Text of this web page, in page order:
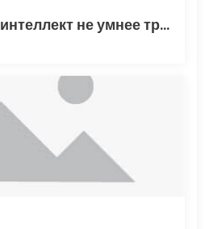
Искусственный интеллект не умнее трехлетнего ребенка